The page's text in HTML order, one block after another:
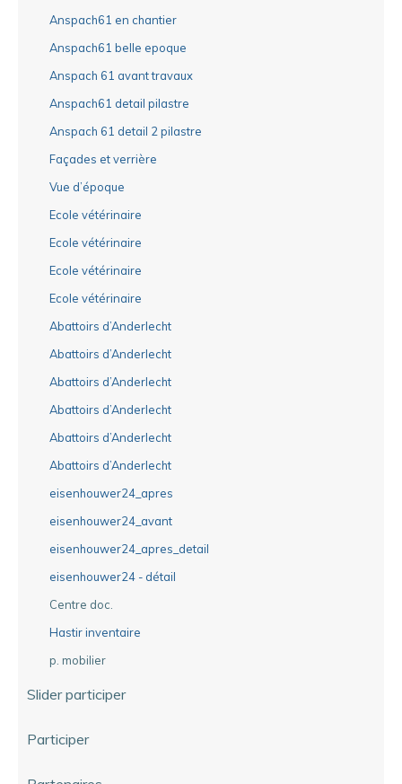
Anspach61 en chantier
Anspach61 belle epoque
Anspach 61 avant travaux
Anspach61 detail pilastre
Anspach 61 detail 2 pilastre
Façades et verrière
Vue d’époque
Ecole vétérinaire
Ecole vétérinaire
Ecole vétérinaire
Ecole vétérinaire
Abattoirs d’Anderlecht
Abattoirs d’Anderlecht
Abattoirs d’Anderlecht
Abattoirs d’Anderlecht
Abattoirs d’Anderlecht
Abattoirs d’Anderlecht
eisenhouwer24_apres
eisenhouwer24_avant
eisenhouwer24_apres_detail
eisenhouwer24 - détail
Centre doc.
Hastir inventaire
p. mobilier
Slider participer
Participer